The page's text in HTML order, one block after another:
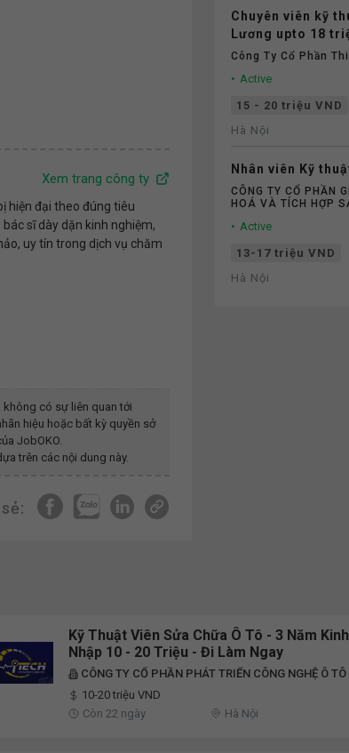
Xem trang công ty
hiện đại theo đúng tiêu
sĩ dày dặn kinh nghiệm,
uy tín trong dịch vụ chăm
có sự liên quan tới
hiệu hoặc bất kỳ quyền sở
JobOKO.
trên các nội dung này.
Chuyên viên kỹ
Lương upto 18
Công Ty Cổ Phần
Active
15 - 20 triệu VND
Hà Nội
Nhân viên Kỹ
CÔNG TY CỔ PHẦN
HOÁ VÀ TÍCH HỢP
Active
13-17 triệu VND
Hà Nội
Kỹ Thuật Viên Sửa Chữa Ô Tô - 3 Năm
Nhập 10 - 20 Triệu - Đi Làm Ngay
CÔNG TY CỔ PHẦN PHÁT TRIỂN CÔNG NGHỆ Ô
10-20 triệu VND
Còn 22 ngày
Hà Nội